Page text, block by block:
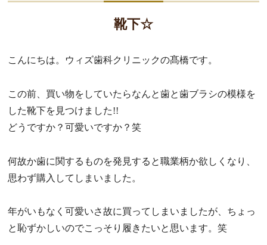
靴下☆
こんにちは。ウィズ歯科クリニックの髙橋です。
この前、 買い物をしていたらなんと歯と歯ブラシの模様を
した靴下を見つけ ました!!
どうですか？可愛いですか？笑
何故か歯に関するものを発見すると職業柄か欲しくなり、
思わず購入してしまいました。
年がいもなく可愛いさ故に買ってしまいましたが、 ちょっ
と恥ずかしいのでこっそり履きたいと思います。笑